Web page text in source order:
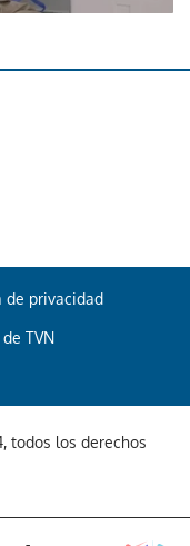
de privacidad
TVN
todos los derechos